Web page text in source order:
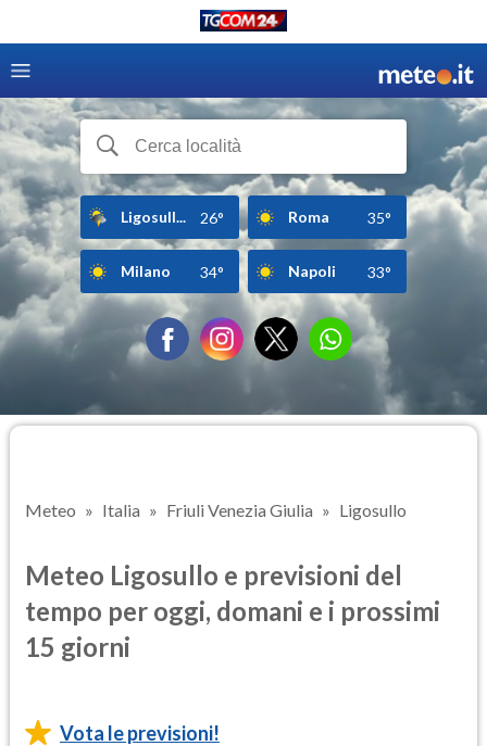
Ligosull... 26° Roma 35°
Milano 34° Napoli 33°
Meteo Italia Friuli Venezia Giulia Ligosullo
Meteo Ligosullo e previsioni del
tempo per oggi, domani e i prossimi
15 giorni
Vota le previsioni!